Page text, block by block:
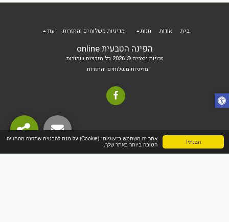
הבנתי!
אתר זה משתמש ב"עוגיות" (Cookie) על-מנת להבטיח שתהנה מהחוויה
הטובה ביותר באתר שלך.
הפינה הטבעית online
זכויות יוצרים © 2026 כל הזכויות שמורות
מדיניות משלוחים והחזרות
בית אודות חנות מדיניות משלוחים והחזרות עוד